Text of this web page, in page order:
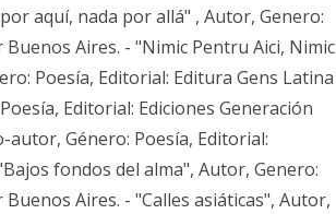
aquí, nada por allá" , Autor, Genero:
Aires. - "Nimic Pentru Aici, Nimic
Poesía, Editorial: Editura Gens Latina
Editorial: Ediciones Generación
Género: Poesía, Editorial:
fondos del alma", Autor, Genero:
Aires. - "Calles asiáticas", Autor,